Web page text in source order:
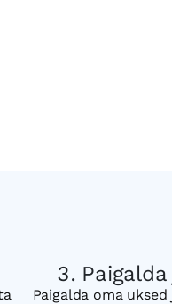
Paigalda oma